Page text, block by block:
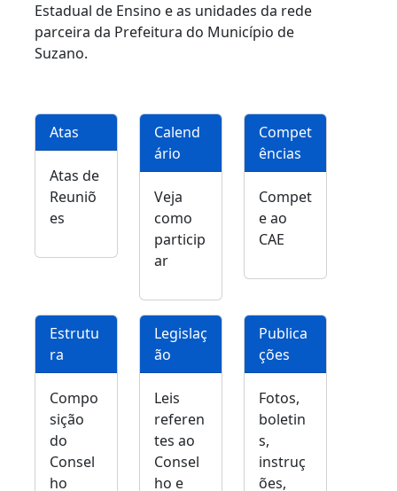
Estadual de Ensino e as unidades da rede
parceira da Prefeitura do Município de
Suzano.
Atas
Atas de
Reuniõ
es
Calend
ário
Veja
como
particip
ar
Compet
ências
Compet
e ao
CAE
Estrutu
ra
Compo
sição
do
Consel
ho
Legislaç
ão
Leis
referen
tes ao
Consel
ho e
Publica
ções
Fotos,
boletin
s,
instruç
ões,